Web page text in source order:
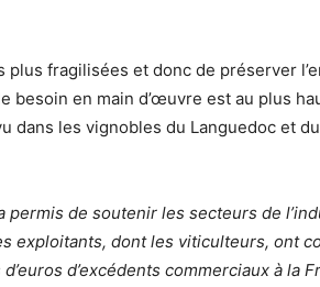
fragilisées et donc de préserver
en main d’œuvre est au plus
dans les vignobles du Languedoc et
permis de soutenir les secteurs de
exploitants, dont les viticulteurs, ont
d’excédents commerciaux à la